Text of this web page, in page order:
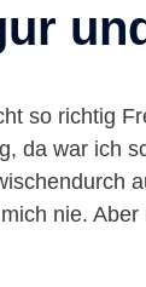
so richtig
da war ich
nie. Aber